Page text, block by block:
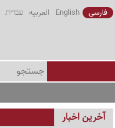
فارسی English العربیه עברית
آخرین اخبار